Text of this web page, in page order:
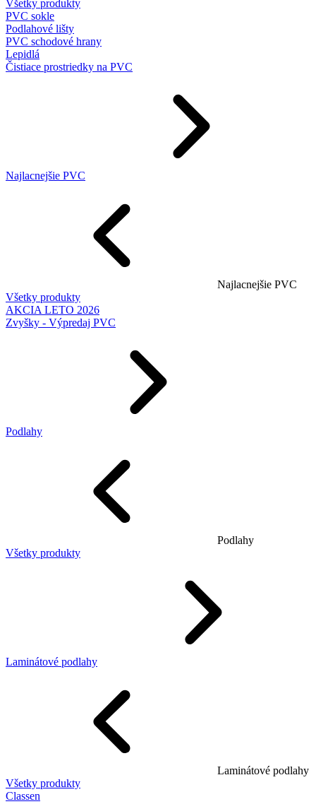
Všetky produkty
PVC sokle
Podlahové lišty
PVC schodové hrany
Lepidlá
Čistiace prostriedky na PVC
Najlacnejšie PVC
Najlacnejšie PVC
Všetky produkty
AKCIA LETO 2026
Zvyšky - Výpredaj PVC
Podlahy
Podlahy
Všetky produkty
Laminátové podlahy
Laminátové podlahy
Všetky produkty
Classen